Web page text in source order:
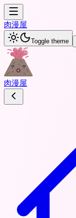
肉漫屋
Toggle theme
肉漫屋